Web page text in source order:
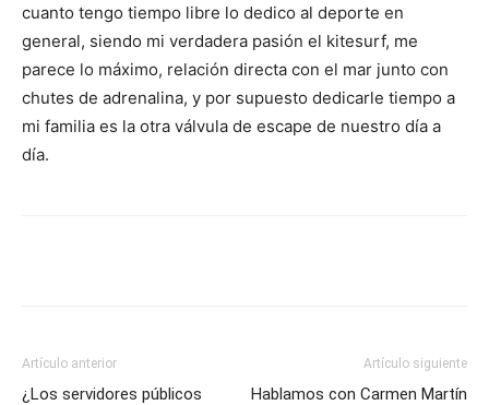
cuanto tengo tiempo libre lo dedico al deporte en
general, siendo mi verdadera pasión el kitesurf, me
parece lo máximo, relación directa con el mar junto con
chutes de adrenalina, y por supuesto dedicarle tiempo a
mi familia es la otra válvula de escape de nuestro día a
día.
Artículo anterior
¿Los servidores públicos
Artículo siguiente
Hablamos con Carmen Martín